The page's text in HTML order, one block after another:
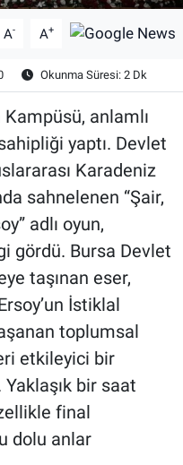
A- A+
Okunma Süresi: 2 Dk
anlamlı
yaptı. Devlet
Karadeniz
sahnelenen “Şair,
adlı oyun,
gördü. Bursa Devlet
taşınan eser,
İstiklal
toplumsal
etkileyici bir
bir saat
final
dolu anlar